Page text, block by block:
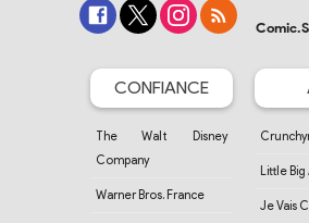
CONFIANCE
The Walt Disney
Company
Warner Bros. France
Little
Je Vais